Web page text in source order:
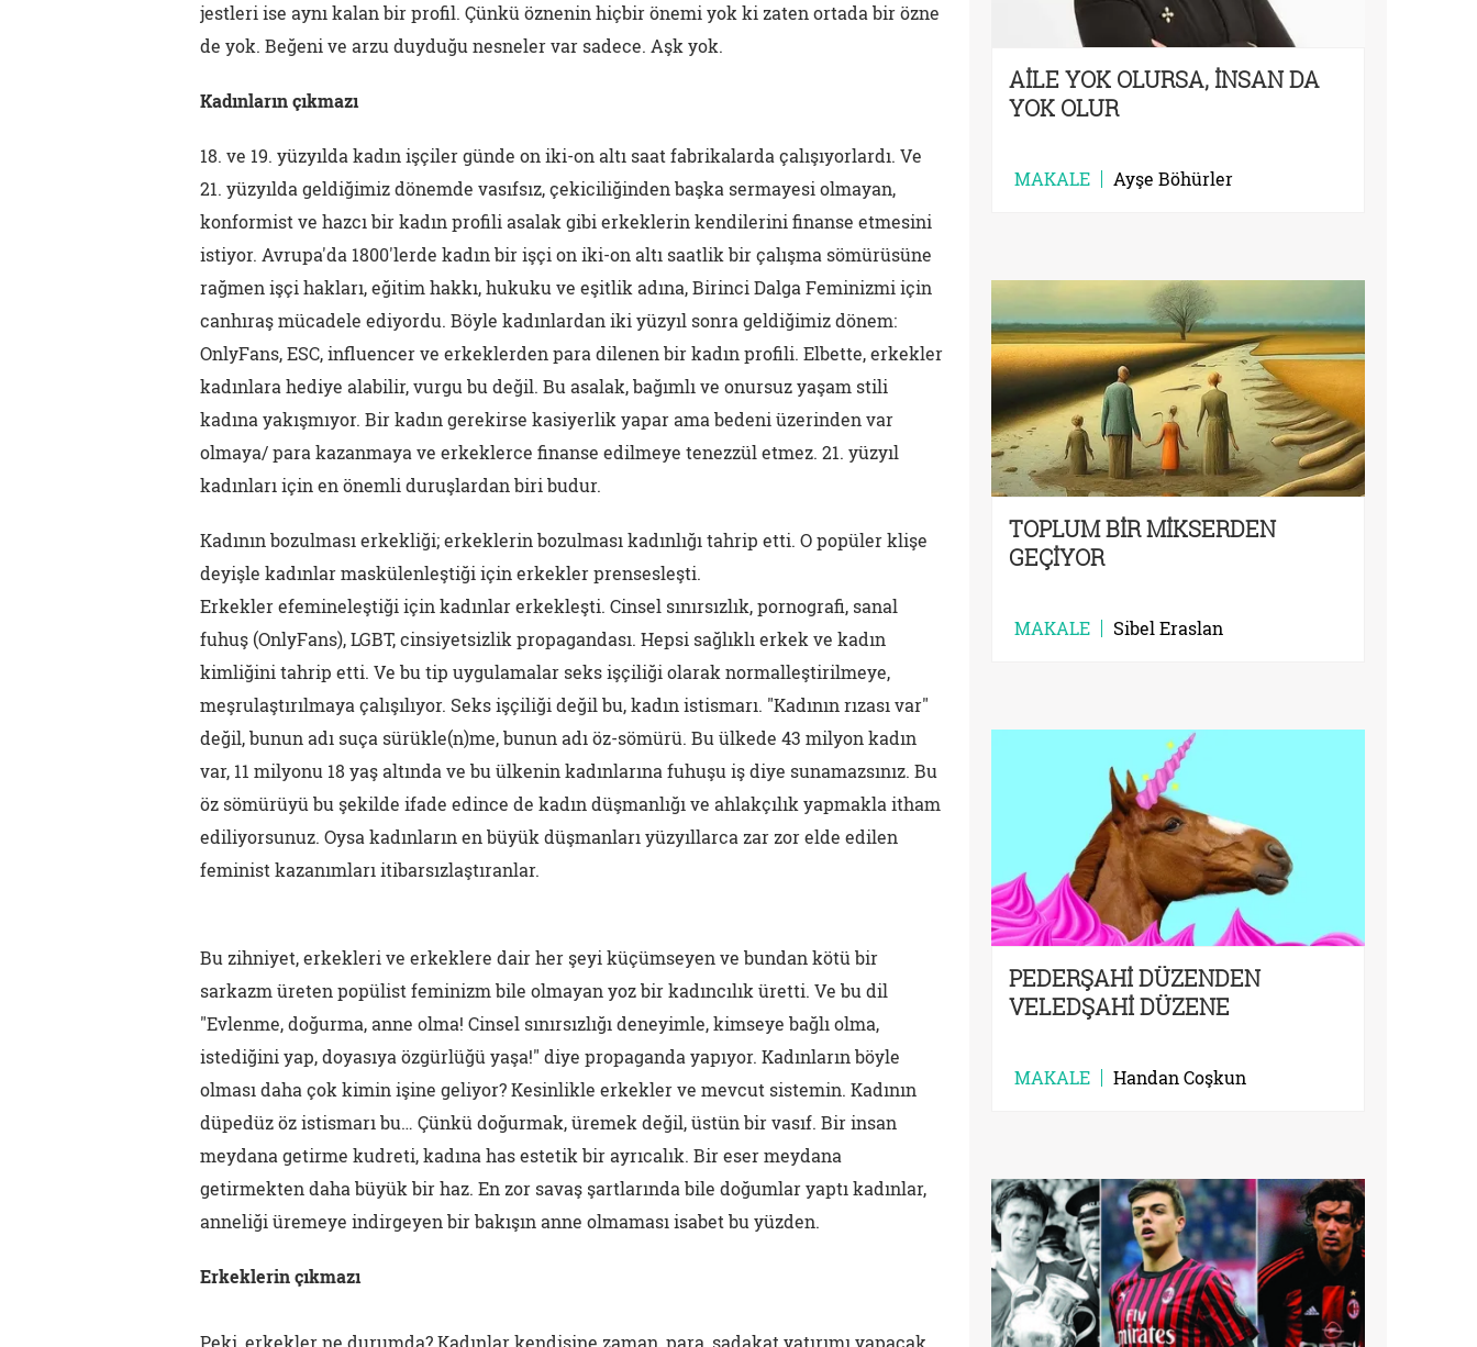
jestleri ise aynı kalan bir profil. Çünkü öznenin hiçbir önemi yok ki zaten ortada bir özne
de yok. Beğeni ve arzu duyduğu nesneler var sadece. Aşk yok.
Kadınların çıkmazı
18. ve 19. yüzyılda kadın işçiler günde on iki-on altı saat fabrikalarda çalışıyorlardı. Ve
21. yüzyılda geldiğimiz dönemde vasıfsız, çekiciliğinden başka sermayesi olmayan,
konformist ve hazcı bir kadın profili asalak gibi erkeklerin kendilerini finanse etmesini
istiyor. Avrupa'da 1800'lerde kadın bir işçi on iki-on altı saatlik bir çalışma sömürüsüne
rağmen işçi hakları, eğitim hakkı, hukuku ve eşitlik adına, Birinci Dalga Feminizmi için
canhıraş mücadele ediyordu. Böyle kadınlardan iki yüzyıl sonra geldiğimiz dönem:
OnlyFans, ESC, influencer ve erkeklerden para dilenen bir kadın profili. Elbette, erkekler
kadınlara hediye alabilir, vurgu bu değil. Bu asalak, bağımlı ve onursuz yaşam stili
kadına yakışmıyor. Bir kadın gerekirse kasiyerlik yapar ama bedeni üzerinden var
olmaya/ para kazanmaya ve erkeklerce finanse edilmeye tenezzül etmez. 21. yüzyıl
kadınları için en önemli duruşlardan biri budur.
Kadının bozulması erkekliği; erkeklerin bozulması kadınlığı tahrip etti. O popüler klişe
deyişle kadınlar maskülenleştiği için erkekler prensesleşti.
Erkekler efemineleştiği için kadınlar erkekleşti. Cinsel sınırsızlık, pornografi, sanal
fuhuş (OnlyFans), LGBT, cinsiyetsizlik propagandası. Hepsi sağlıklı erkek ve kadın
kimliğini tahrip etti. Ve bu tip uygulamalar seks işçiliği olarak normalleştirilmeye,
meşrulaştırılmaya çalışılıyor. Seks işçiliği değil bu, kadın istismarı. "Kadının rızası var"
değil, bunun adı suça sürükle(n)me, bunun adı öz-sömürü. Bu ülkede 43 milyon kadın
var, 11 milyonu 18 yaş altında ve bu ülkenin kadınlarına fuhuşu iş diye sunamazsınız. Bu
öz sömürüyü bu şekilde ifade edince de kadın düşmanlığı ve ahlakçılık yapmakla itham
ediliyorsunuz. Oysa kadınların en büyük düşmanları yüzyıllarca zar zor elde edilen
feminist kazanımları itibarsızlaştıranlar.
Bu zihniyet, erkekleri ve erkeklere dair her şeyi küçümseyen ve bundan kötü bir
sarkazm üreten popülist feminizm bile olmayan yoz bir kadıncılık üretti. Ve bu dil
"Evlenme, doğurma, anne olma! Cinsel sınırsızlığı deneyimle, kimseye bağlı olma,
istediğini yap, doyasıya özgürlüğü yaşa!" diye propaganda yapıyor. Kadınların böyle
olması daha çok kimin işine geliyor? Kesinlikle erkekler ve mevcut sistemin. Kadının
düpedüz öz istismarı bu… Çünkü doğurmak, üremek değil, üstün bir vasıf. Bir insan
meydana getirme kudreti, kadına has estetik bir ayrıcalık. Bir eser meydana
getirmekten daha büyük bir haz. En zor savaş şartlarında bile doğumlar yaptı kadınlar,
anneliği üremeye indirgeyen bir bakışın anne olmaması isabet bu yüzden.
Erkeklerin çıkmazı
Peki, erkekler ne durumda? Kadınlar kendisine zaman, para, sadakat yatırımı yapacak
AİLE YOK OLURSA, İNSAN DA
YOK OLUR
MAKALE Ayşe Böhürler
TOPLUM BİR MİKSERDEN
GEÇİYOR
MAKALE Sibel Eraslan
PEDERŞAHİ DÜZENDEN
VELEDŞAHİ DÜZENE
MAKALE Handan Coşkun